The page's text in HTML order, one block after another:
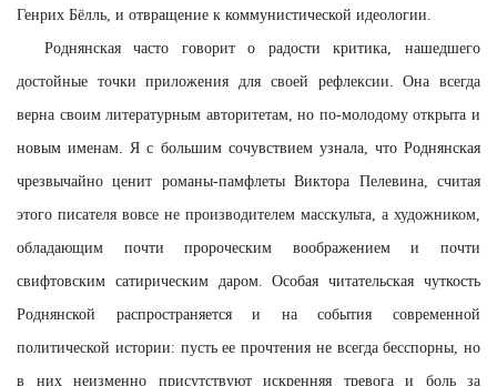
Генрих Бёлль, и отвращение к коммунистической идеологии.
Роднянская часто говорит о радости критика, нашедшего
достойные точки приложения для своей рефлексии. Она всегда
верна своим литературным авторитетам, но по-молодому открыта и
новым именам. Я с большим сочувствием узнала, что Роднянская
чрезвычайно ценит романы-памфлеты Виктора Пелевина, считая
этого писателя вовсе не производителем масскульта, а художником,
обладающим почти пророческим воображением и почти
свифтовским сатирическим даром. Особая читательская чуткость
Роднянской распространяется и на события современной
политической истории: пусть ее прочтения не всегда бесспорны, но
в них неизменно присутствуют искренняя тревога и боль за